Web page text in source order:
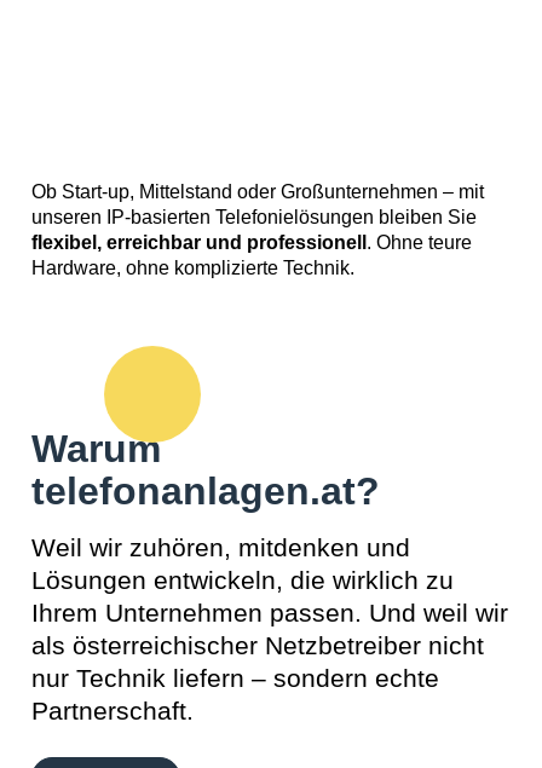
Ob Start-up, Mittelstand oder Großunternehmen – mit
unseren IP-basierten Telefonielösungen bleiben Sie
flexibel, erreichbar und professionell . Ohne teure
Hardware, ohne komplizierte Technik.
Warum
telefonanlagen.at?
Weil wir zuhören, mitdenken und
Lösungen entwickeln, die wirklich zu
Ihrem Unternehmen passen. Und weil wir
als österreichischer Netzbetreiber nicht
nur Technik liefern – sondern echte
Partnerschaft.